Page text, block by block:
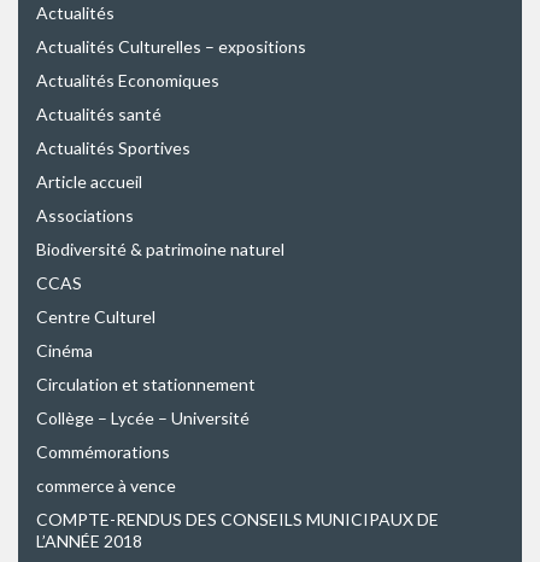
Actualités
Actualités Culturelles – expositions
Actualités Economiques
Actualités santé
Actualités Sportives
Article accueil
Associations
Biodiversité & patrimoine naturel
CCAS
Centre Culturel
Cinéma
Circulation et stationnement
Collège – Lycée – Université
Commémorations
commerce à vence
COMPTE-RENDUS DES CONSEILS MUNICIPAUX DE
L’ANNÉE 2018